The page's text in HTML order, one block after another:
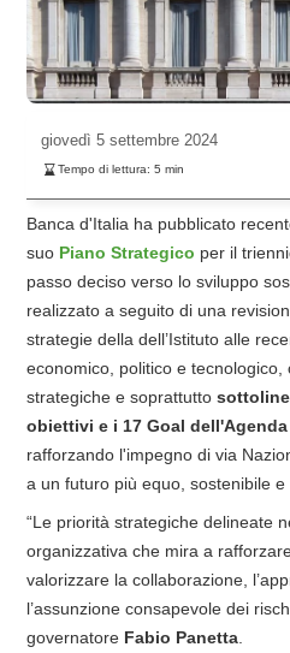
giovedì 5 settembre 2024
Tempo di lettura:5 min
Banca d'Italia ha pubblicato
suo Piano Strategico per il
passo deciso verso lo sviluppo
realizzato a seguito di una
strategie della dell’Istituto alle
economico, politico e tecnologico,
strategiche e soprattutto
obiettivi e i 17 Goal
rafforzando l'impegno di via
a un futuro più equo, sostenibile e
“Le priorità strategiche delineate
organizzativa che mira a
valorizzare la collaborazione,
l’assunzione consapevole dei
governatore Fabio Panetta